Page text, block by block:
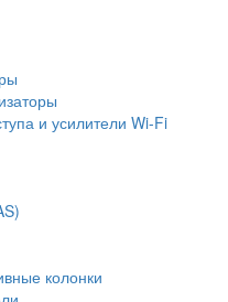
и усилители Wi-Fi
колонки